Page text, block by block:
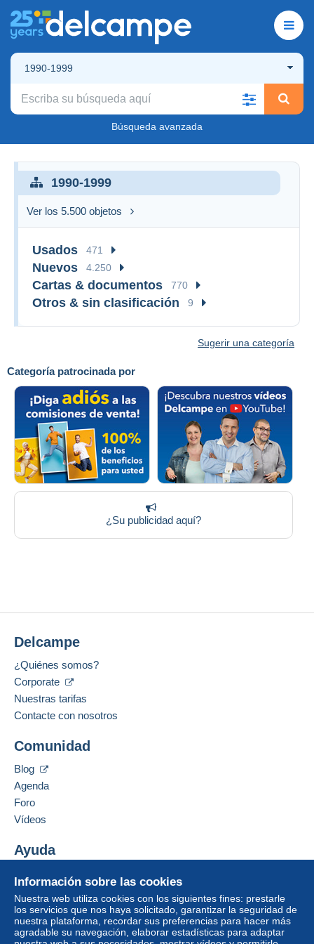
1990-1999
Búsqueda avanzada
Categoría patrocinada por
¿Su publicidad aquí?
1990-1999
Ver los 5.500 objetos
Usados 471
Nuevos 4.250
Cartas & documentos 770
Otros & sin clasificación 9
Sugerir una categoría
Información sobre las cookies
Nuestra web utiliza cookies con los siguientes fines: prestarle
los servicios que nos haya solicitado, garantizar la seguridad de
nuestra plataforma, recordar sus preferencias para hacer más
agradable su navegación, elaborar estadísticas para adaptar
Delcampe
¿Quiénes somos?
Corporate
Nuestras tarifas
Contacte con nosotros
Comunidad
Blog
Agenda
Foro
Vídeos
Ayuda
Comprar en Delcampe
Vender en Delcampe
Una página securizada